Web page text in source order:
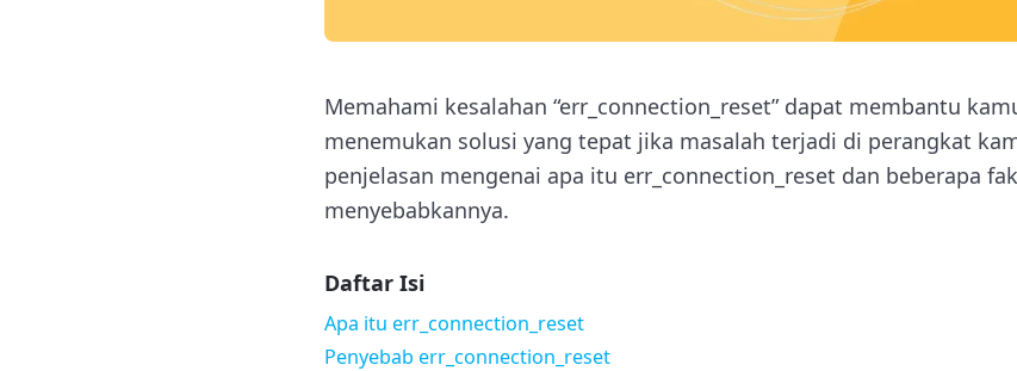
Memahami kesalahan “err_connection_reset” dapat membantu
menemukan solusi yang tepat jika masalah terjadi di perangkat
penjelasan mengenai apa itu err_connection_reset dan beberapa
menyebabkannya.
Daftar Isi
Apa itu err_connection_reset
Penyebab err_connection_reset